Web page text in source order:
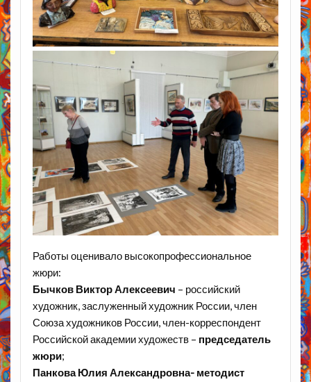
Работы оценивало высокопрофессиональное
жюри:
Бычков Виктор Алексеевич – российский
художник, заслуженный художник России, член
Союза художников России, член-корреспондент
Российской академии художеств – председатель
жюри;
Панкова Юлия Александровна- методист